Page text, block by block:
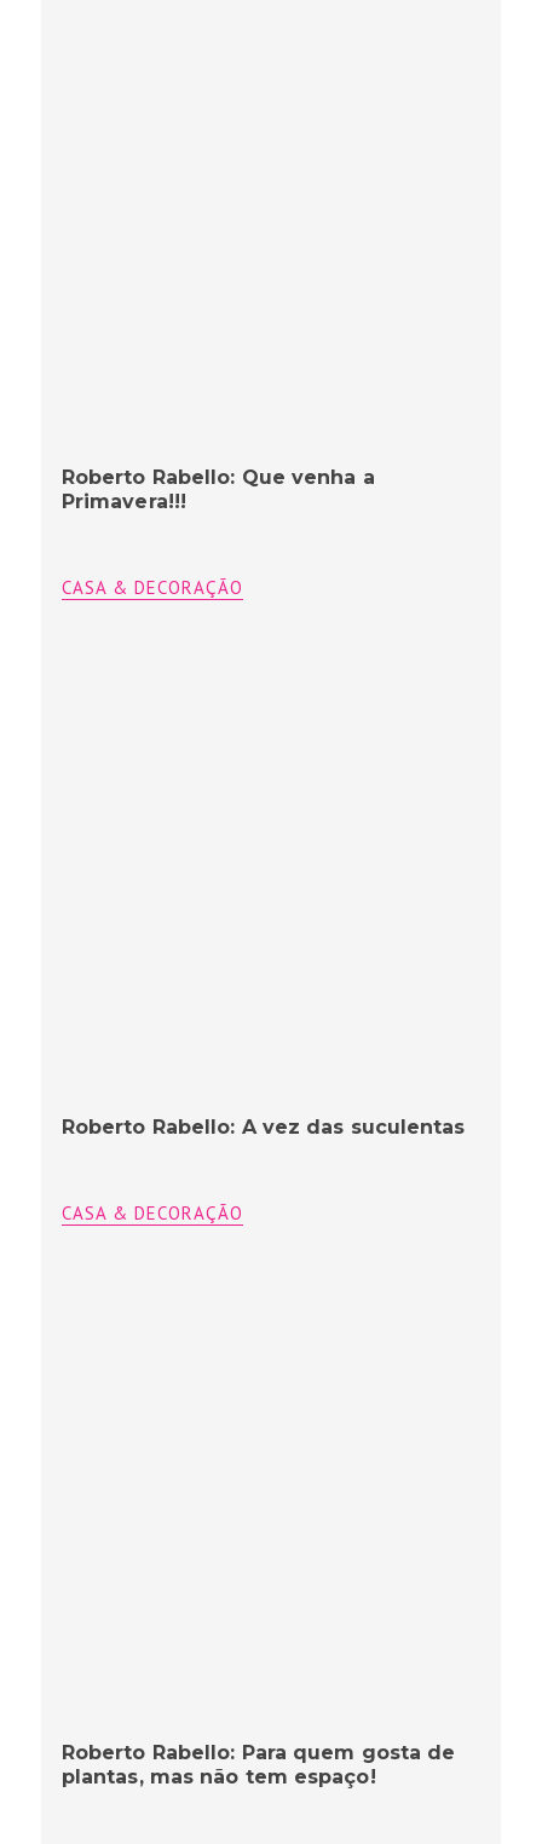
Roberto Rabello: Que venha a
Primavera!!!
CASA & DECORAÇÃO
Roberto Rabello: A vez das suculentas
CASA & DECORAÇÃO
Roberto Rabello: Para quem gosta de
plantas, mas não tem espaço!